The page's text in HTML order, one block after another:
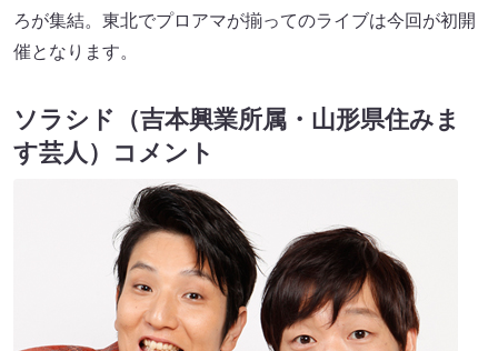
ろが集結。東北でプロアマが揃ってのライブは今回が初開
催となります。
ソラシド（吉本興業所属・山形県住みま
す芸人）コメント